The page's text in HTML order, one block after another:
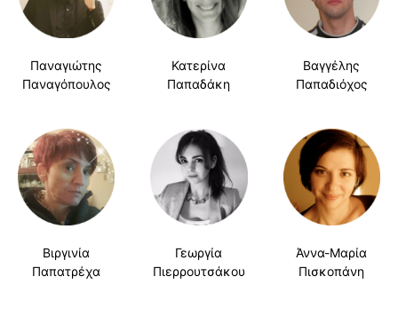
Παναγιώτης
Παναγόπουλος
Κατερίνα
Παπαδάκη
Βαγγέλης
Παπαδιόχος
Βιργινία
Παπατρέχα
Γεωργία
Πιερρουτσάκου
Άννα-Μαρία
Πισκοπάνη